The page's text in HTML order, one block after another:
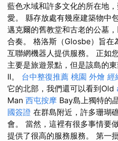
藍色水域和許多文化的所在地
愛。 縣存放處有幾座建築物中
邁克爾的舊教堂和古老的公墓
合奏。 格洛斯（Glosbe）旨在
互聯網機器人提供服務。 正如
主要是旅遊景點，但是該島的
II。 台中整復推薦 桃園 外燴 經
它的北部，我們還可以看到Old
Man 西屯按摩 Bay島上獨特的
國簽證 在群島附近，許多珊瑚
會。 當然，這裡有很多事情要
提供了很高的服務服務。 第一